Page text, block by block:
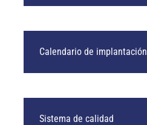
Calendario de implantación
Sistema de calidad